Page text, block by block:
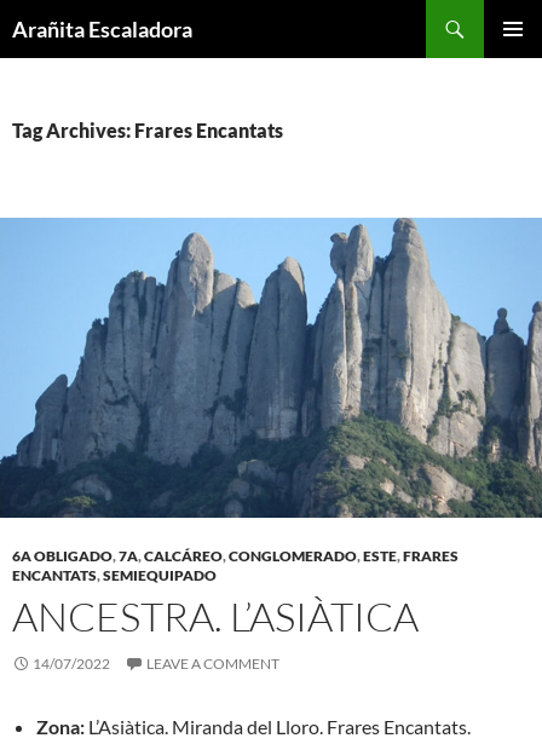
toArañita Escaladora
Tag Archives: Frares Encantats
6A OBLIGADO,7A,CALCÁREO,CONGLOMERADO,ESTE,FRARES
ENCANTATS,SEMIEQUIPADO
ANCESTRA. L’ASIÀTICA
14/07/2022 LEAVE A COMMENT
Zona: L’Asiàtica. Miranda del Lloro. Frares Encantats.